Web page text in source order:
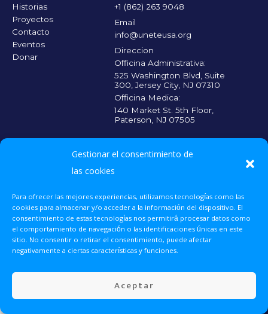
Gestionar el consentimiento de
las cookies
Para ofrecer las mejores experiencias, utilizamos tecnologías como las
cookies para almacenar y/o acceder a la información del dispositivo. El
consentimiento de estas tecnologías nos permitirá procesar datos como
el comportamiento de navegación o las identificaciones únicas en este
sitio. No consentir o retirar el consentimiento, puede afectar
negativamente a ciertas características y funciones.
Aceptar
Historias
Proyectos
Contacto
Eventos
Donar
+1 (862) 263 9048
Email
info@uneteusa.org
Direccion
Officina Administrativa:
525 Washington Blvd, Suite
300, Jersey City, NJ 07310
Officina Medica:
140 Market St. 5th Floor,
Paterson, NJ 07505
CADA CONTRIBUICIÓN CUENTAEscanea el código
reciban la atención
médica que
necesitan.
UNETE 2025 © Todos los derechos reservados.